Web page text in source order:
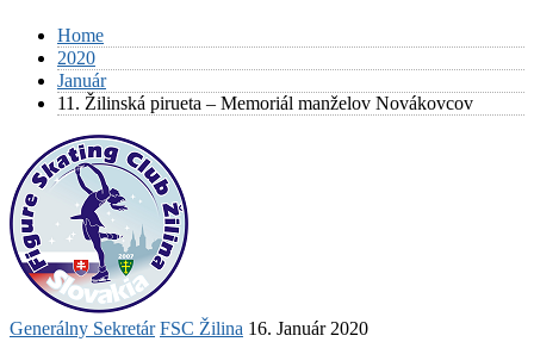
Home
2020
Január
11. Žilinská pirueta – Memoriál manželov Novákovcov
Generálny Sekretár FSC Žilina 16. Január 2020